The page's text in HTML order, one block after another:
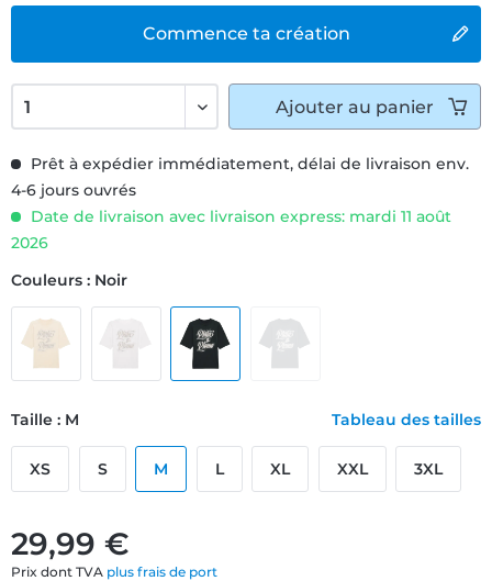
Commence ta création
29,99 €
Prix dont TVA plus frais de port
Prêt à expédier immédiatement, délai de livraison env.
4-6 jours ouvrés
Date de livraison avec livraison express: mardi 11 août
2026
Couleurs : Noir
Taille : M Tableau des tailles
XS S M L XL XXL 3XL
Ajouter au panier